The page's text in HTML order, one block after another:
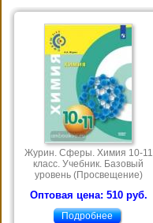
Журин. Сферы. Химия 10-11
класс. Учебник. Базовый
уровень (Просвещение)
Оптовая цена: 510 руб.
Подробнее